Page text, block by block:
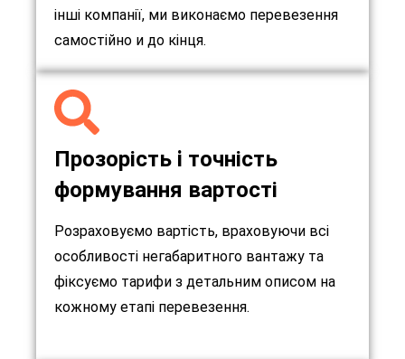
інші компанії, ми виконаємо перевезення
самостійно и до кінця.
Прозорість i точність
формування вартості
Розраховуємо вартість, враховуючи всі
особливості негабаритного вантажу та
фіксуємо тарифи з детальним описом на
кожному етапі перевезення.